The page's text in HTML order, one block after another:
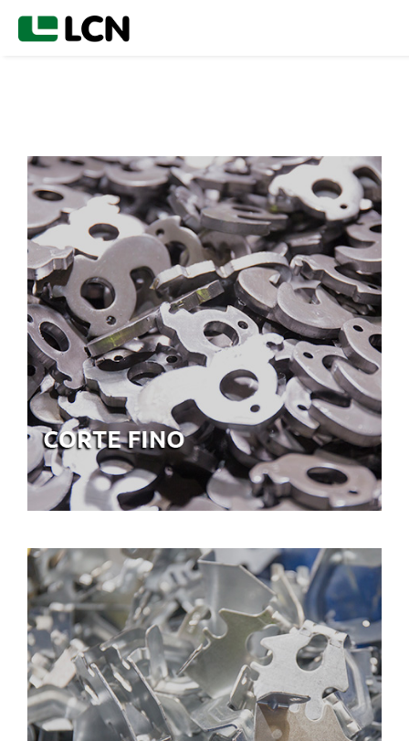
CORTE FINO
ESTAMPACIÓN